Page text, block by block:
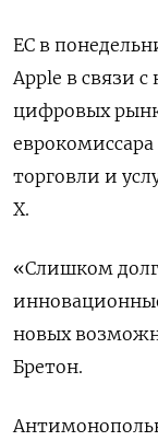
ЕС в
Apple в связи
цифровых
торговли и
X.
«Слишком
новых
Бретон.